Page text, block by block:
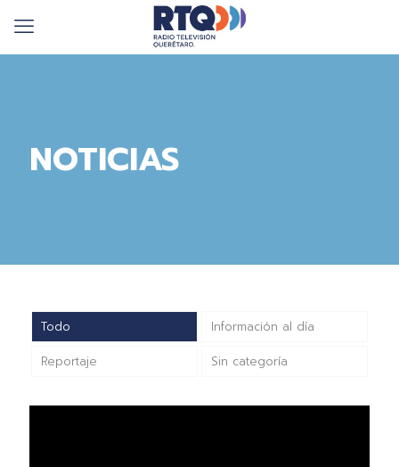
NOTICIAS
Todo Información al día
Reportaje Sin categoría